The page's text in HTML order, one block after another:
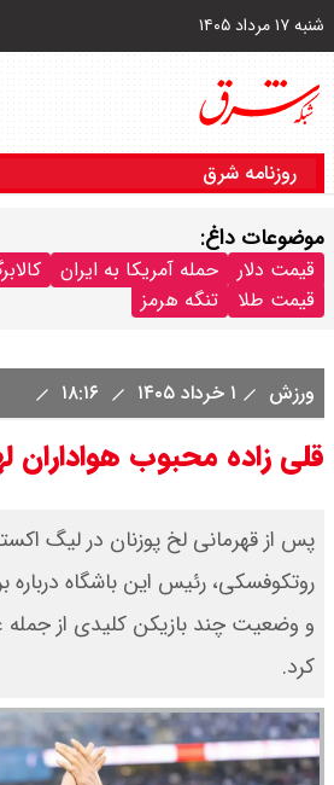
شنبه ۱۷ مرداد ۱۴۰۵
روزنامه شرق
موضوعات داغ:
قیمت دلار حمله آمریکا به ایران
قیمت طلا
تنگه هرمز
ورزش ۱ خرداد ۱۴۰۵
قلی زاده محبوب هواداران
​پس از قهرمانی لخ پوزنان در لیگ
روتکوفسکی، رئیس این باشگاه درباره
و وضعیت چند بازیکن کلیدی از
کرد.